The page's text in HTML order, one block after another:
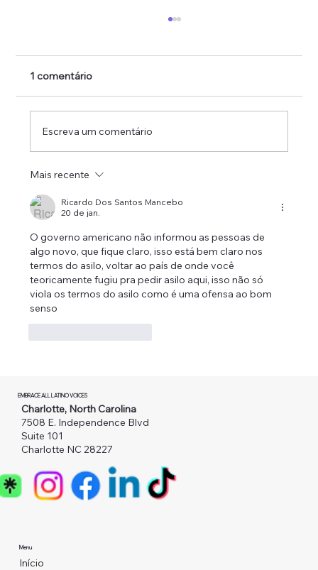
na EMBRACE para Estudantes do CPCC
1 comentário
Escreva um comentário
Mais recente
Ricardo Dos Santos Mancebo
20 de jan.
O governo americano não informou as pessoas de
algo novo, que fique claro, isso está bem claro nos
termos do asilo, voltar ao país de onde você
teoricamente fugiu pra pedir asilo aqui, isso não só
viola os termos do asilo como é uma ofensa ao bom
senso
EMBRACE ALL LATINO VOICES
Charlotte, North Carolina
7508 E. Independence Blvd
Suite 101
Charlotte NC 28227
Menu
Início